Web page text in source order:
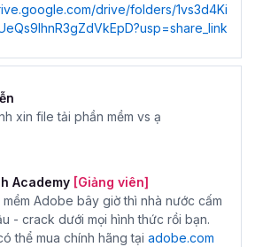
drive/folders/1vs3d4Ki
xin file tải phần mềm vs ạ
Academy [Giảng viên]
Adobe bây giờ thì nhà nước cấm
- crack dưới mọi hình thức rồi bạn.
thể mua chính hãng tại adobe.com